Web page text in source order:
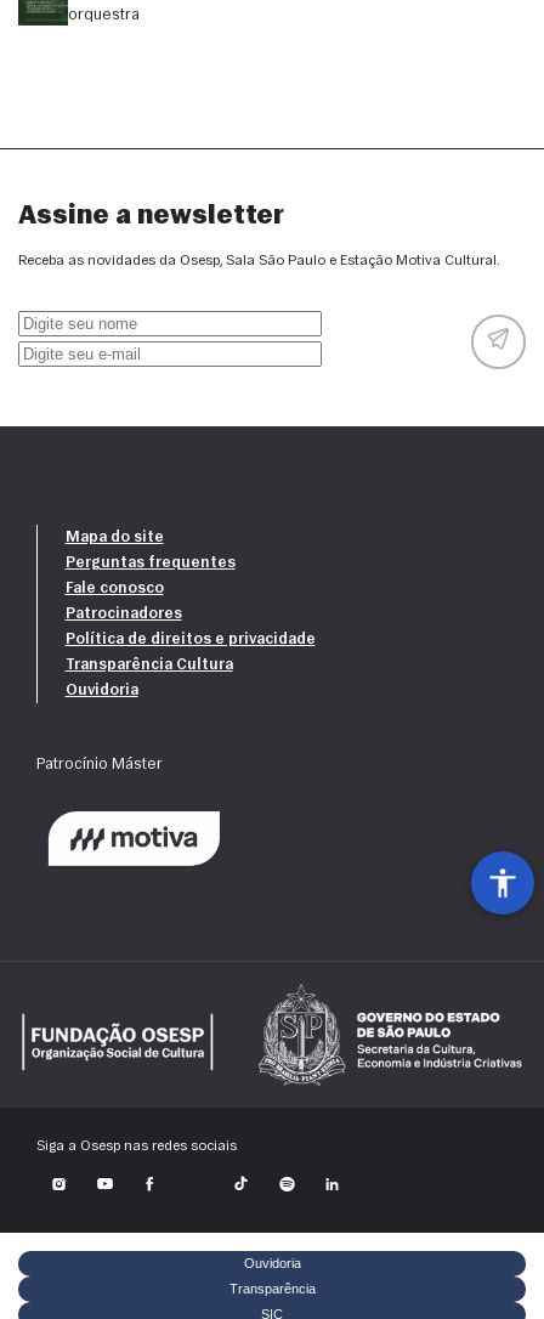
orquestra
Assine a newsletter
Receba as novidades da Osesp, Sala São Paulo e Estação Motiva Cultural.
Mapa do site
Perguntas frequentes
Fale conosco
Patrocinadores
Política de direitos e privacidade
Transparência Cultura
Ouvidoria
Patrocínio Máster
Siga a Osesp nas redes sociais
Ouvidoria
Transparência
SIC